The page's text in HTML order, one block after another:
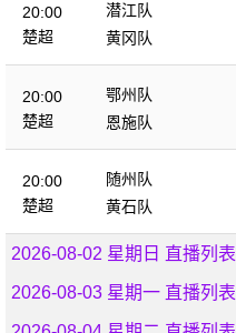
20:00
楚超
潜江队
黄冈队
20:00
楚超
鄂州队
恩施队
20:00
楚超
随州队
黄石队
2026-08-02 星期日 直播列表
2026-08-03 星期一 直播列表